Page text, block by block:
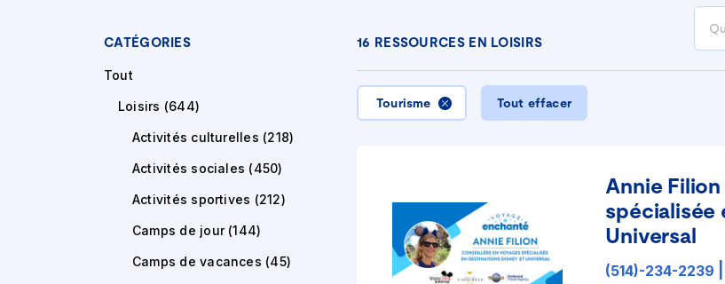
CATÉGORIES
Tout
Loisirs (644)
Activités culturelles (218)
Activités sociales (450)
Activités sportives (212)
Camps de jour(144)
Camps de vacances (45)
16 RESSOURCESEN LOISIRS
Tourisme Tout effacer
Annie
spécialisée
Universal
(514)-234-2239